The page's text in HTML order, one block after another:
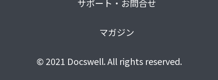
サポート・お問合せ
マガジン
© 2021 Docswell. All rights reserved.